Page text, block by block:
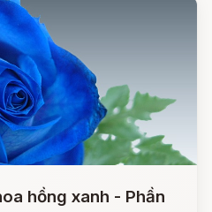
hồng xanh - Phần